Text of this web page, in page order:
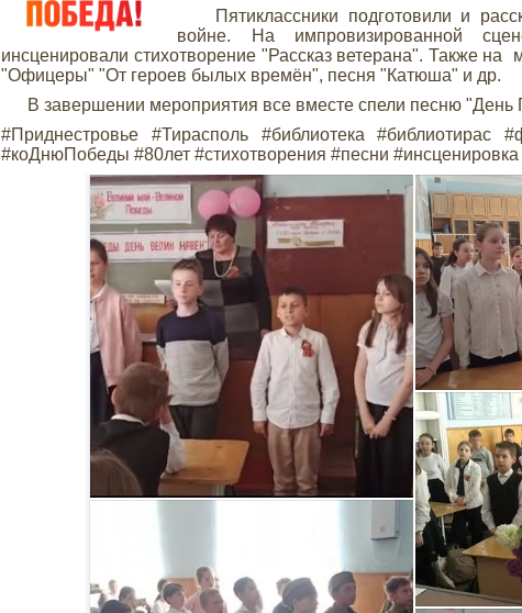
Пятиклассники подготовили и
войне. На импровизированной
инсценировали стихотворение "Рассказ ветерана". Также на
"Офицеры" "От героев былых времён", песня "Катюша" и др.
В завершении мероприятия все вместе спели песню "День
#Приднестровье #Тирасполь #библиотека #библиотирас
#коДнюПобеды #80лет #стихотворения #песни #инсценировка